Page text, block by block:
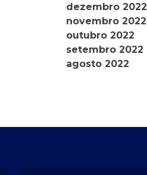
dezembro 2022
novembro 2022
outubro 2022
setembro 2022
agosto 2022